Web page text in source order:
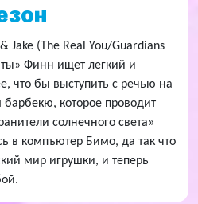
Jake (The Real You/Guardians
Финн ищет легкий и
что бы выступить с речью на
барбекю, которое проводит
солнечного света»
в компъютер Бимо, да так что
мир игрушки, и теперь